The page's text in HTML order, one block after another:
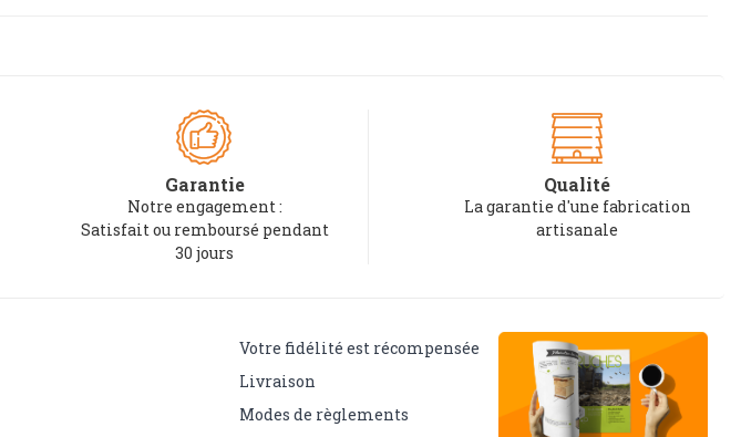
Garantie
Notre engagement :
Satisfait ou remboursé pendant
30 jours
Qualité
La garantie d'une fabrication
artisanale
Votre fidélité est récompensée
Livraison
Modes de règlements